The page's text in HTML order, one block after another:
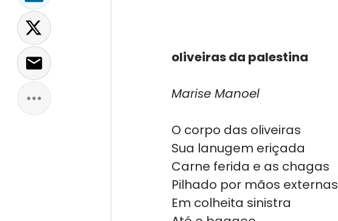
oliveiras da palestina
Marise Manoel
O corpo das oliveiras
Sua lanugem eriçada
Carne ferida e as chagas
Pilhado por mãos externas
Em colheita sinistra